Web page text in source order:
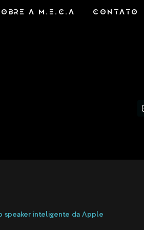
A M.E.C.A CONTATO
speaker inteligente da Apple